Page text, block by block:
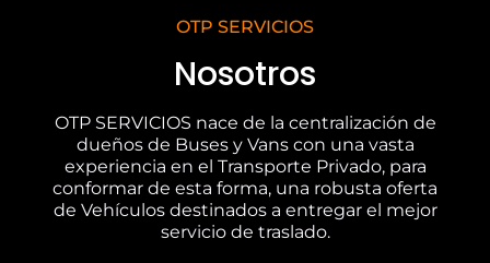
OTP SERVICIOS
Nosotros
OTP SERVICIOS nace de la centralización de
dueños de Buses y Vans con una vasta
experiencia en el Transporte Privado, para
conformar de esta forma, una robusta oferta
de Vehículos destinados a entregar el mejor
servicio de traslado.